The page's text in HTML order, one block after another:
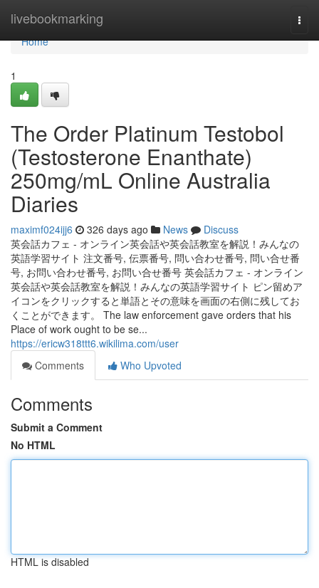
livebookmarking
Home
Home
1
The Order Platinum Testobol
(Testosterone Enanthate)
250mg/mL Online Australia
Diaries
maximf024ijj6 326 days ago News
Discuss
英会話カフェ - オンライン英会話や英会話教室を解説！みんなの
英語学習サイト 注文番号, 伝票番号, 問い合わせ番号, 問い合せ番
号, お問い合わせ番号, お問い合せ番号 英会話カフェ - オンライン
英会話や英会話教室を解説！みんなの英語学習サイト ピン留めア
イコンをクリックすると単語とその意味を画面の右側に残してお
くことができます。 The law enforcement gave orders that his
Place of work ought to be se...
https://ericw318ttt6.wikilima.com/user
Comments
Who Upvoted
Comments
Submit a Comment
No HTML
HTML is disabled